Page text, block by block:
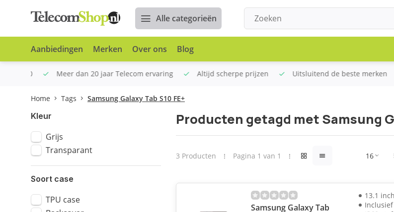
Alle categorieën
Aanbiedingen Merken Over ons Blog
Meer dan 20 jaar Telecom ervaring Altijd scherpe prijzen Uitsluitend de beste merken
Home Tags Samsung Galaxy Tab S10 FE+
Kleur
Grijs
Transparant
Soort case
TPU case
Producten getagd met Samsung
3 Producten Pagina 1 van 1
Samsung Galaxy Tab
13.1
Inclusief